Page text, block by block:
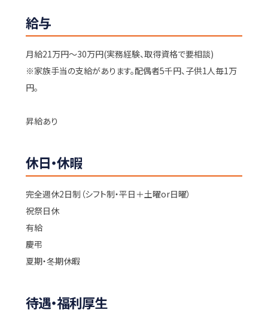
給与
月給21万円～30万円(実務経験、取得資格で要相談)
※家族手当の支給があります。配偶者5千円、子供1人毎1万
円。
昇給あり
休日・休暇
完全週休2日制（シフト制・平日＋土曜or日曜）
祝祭日休
有給
慶弔
夏期・冬期休暇
待遇・福利厚生